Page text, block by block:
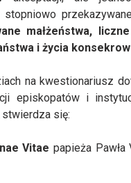
małżeństwa,
i życia
na kwestionariusz
episkopatów i
się:
Vitae papieża